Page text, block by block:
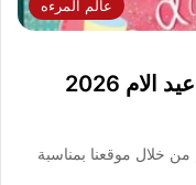
عالم المرءه
رسائل عيد الأم 2026 صور من عيد الام 2026
خلال موقعنا بمناسبة